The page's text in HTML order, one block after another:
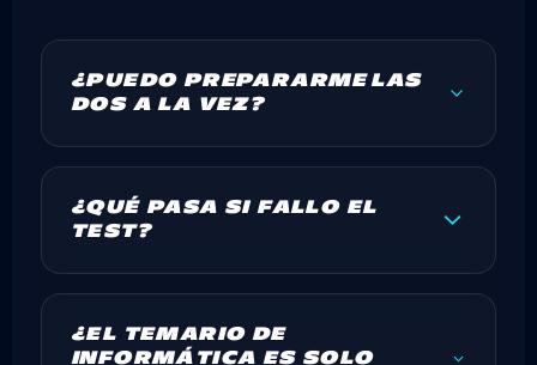
¿PUEDO PREPARARME LAS
DOS A LA VEZ?
¿QUÉ PASA SI FALLO EL
TEST?
¿EL TEMARIO DE
INFORMÁTICA ES SOLO